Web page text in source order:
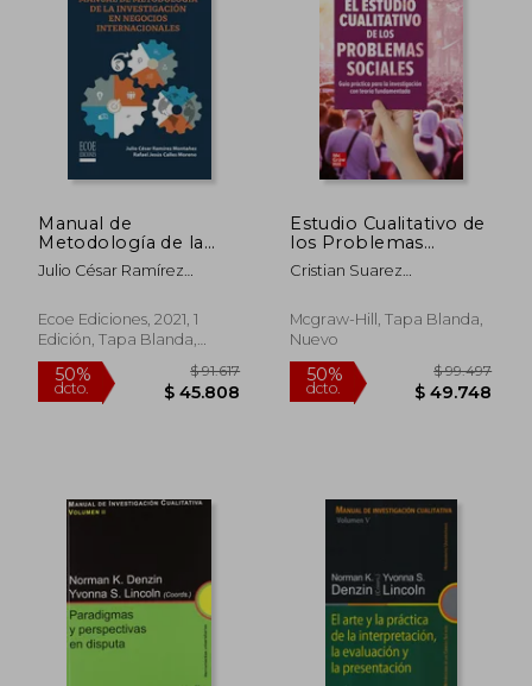
dcto.
15%
dcto.
Manual de
Metodología de la
Investigación en
Negocios
Julio César Ramírez
Ecoe Ediciones, 2021, 1
Edición, Tapa Blanda,
Nuevo
50%
$ 45.808
Estudio Cualitativo de
los Problemas
Sociales (Pod)
Cristian Suarez
Moral Arroyo
Mcgraw-Hill, Tapa Blanda,
Nuevo
50%
dcto.